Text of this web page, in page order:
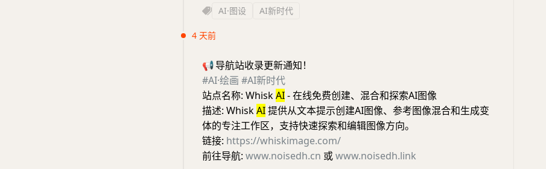
AI·图设 AI新时代
4 天前
📢导航站收录更新通知！
#AI·绘画 #AI新时代
站点名称: WhiskAI- 在线免费创建、混合和探索AI图像
描述: WhiskAI提供从文本提示创建AI图像、参考图像混合和生成变
体的专注工作区，支持快速探索和编辑图像方向。
链接: https://whiskimage.com/
前往导航: www.noisedh.cn 或www.noisedh.link